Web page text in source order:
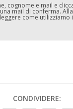
cognome e mail e
mail di conferma.
come utilizziamo
CONDIVIDERE: